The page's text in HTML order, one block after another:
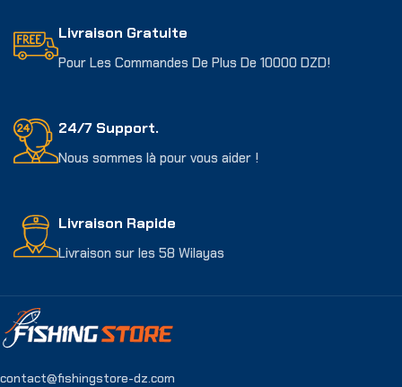
Livraison Gratuite
Pour Les Commandes De Plus De 10000 DZD!
24/7 Support.
Nous sommes là pour vous aider !
Livraison Rapide
Livraison sur les 58 Wilayas
contact@fishingstore-dz.com